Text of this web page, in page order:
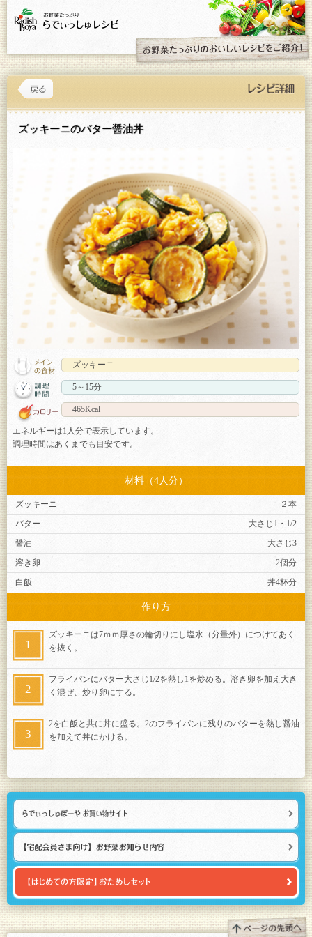
ズッキーニのバター醤油丼
ズッキーニ
5～15分
465Kcal
エネルギーは1人分で表示しています。
調理時間はあくまでも目安です。
材料（4人分）
ズッキーニ
２本
バター
大さじ1・1/2
醤油
大さじ3
溶き卵
2個分
白飯
丼4杯分
作り方
ズッキーニは7ｍｍ厚さの輪切りにし塩水（分量外）につけてあく
を抜く。
フライパンにバター大さじ1/2を熱し1を炒める。溶き卵を加え大き
く混ぜ、炒り卵にする。
2を白飯と共に丼に盛る。2のフライパンに残りのバターを熱し醤油
を加えて丼にかける。